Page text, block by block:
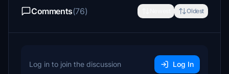
Comments(76) Oldest
Log in to join the discussion Log In